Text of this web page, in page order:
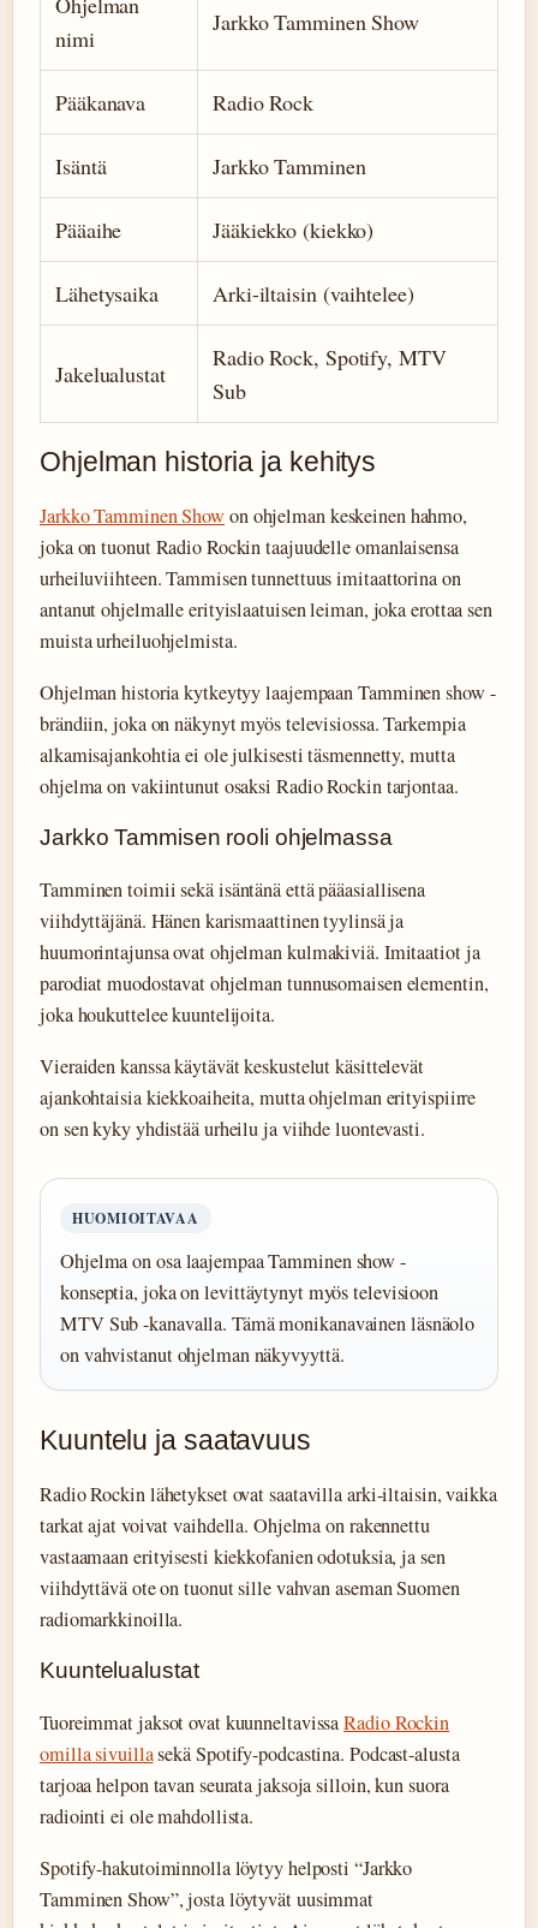
nimi
Jarkko Tamminen Show
Pääkanava Radio Rock
Isäntä Jarkko Tamminen
Pääaihe Jääkiekko (kiekko)
Lähetysaika Arki-iltaisin (vaihtelee)
Jakelualustat
Radio Rock, Spotify, MTV
Sub
Ohjelman historia ja kehitys
Jarkko Tamminen Showon ohjelman keskeinen hahmo,
joka on tuonut Radio Rockin taajuudelle omanlaisensa
urheiluviihteen. Tammisen tunnettuus imitaattorina on
antanut ohjelmalle erityislaatuisen leiman, joka erottaa sen
muista urheiluohjelmista.
Ohjelman historia kytkeytyy laajempaan Tamminen show -
brändiin, joka on näkynyt myös televisiossa. Tarkempia
alkamisajankohtia ei ole julkisesti täsmennetty, mutta
ohjelma on vakiintunut osaksi Radio Rockin tarjontaa.
Jarkko Tammisen rooli ohjelmassa
Tamminen toimii sekä isäntänä että pääasiallisena
viihdyttäjänä. Hänen karismaattinen tyylinsä ja
huumorintajunsa ovat ohjelman kulmakiviä. Imitaatiot ja
parodiat muodostavat ohjelman tunnusomaisen elementin,
joka houkuttelee kuuntelijoita.
Vieraiden kanssa käytävät keskustelut käsittelevät
ajankohtaisia kiekkoaiheita, mutta ohjelman erityispiirre
on sen kyky yhdistää urheilu ja viihde luontevasti.
HUOMIOITAVAA
Ohjelma on osa laajempaa Tamminen show -
konseptia, joka on levittäytynyt myös televisioon
MTV Sub -kanavalla. Tämä monikanavainen läsnäolo
on vahvistanut ohjelman näkyvyyttä.
Kuuntelu ja saatavuus
Radio Rockin lähetykset ovat saatavilla arki-iltaisin, vaikka
tarkat ajat voivat vaihdella. Ohjelma on rakennettu
vastaamaan erityisesti kiekkofanien odotuksia, ja sen
viihdyttävä ote on tuonut sille vahvan aseman Suomen
radiomarkkinoilla.
Kuuntelualustat
Tuoreimmat jaksot ovat kuunneltavissaRadio Rockin
omilla sivuillasekä Spotify-podcastina. Podcast-alusta
tarjoaa helpon tavan seurata jaksoja silloin, kun suora
radiointi ei ole mahdollista.
Spotify-hakutoiminnolla löytyy helposti “Jarkko
Tamminen Show”, josta löytyvät uusimmat